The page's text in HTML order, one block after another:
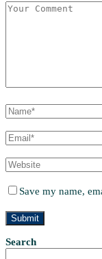
Save my name,
Search